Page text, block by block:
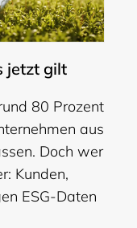
jetzt gilt
80 Prozent
aus
Doch wer
Kunden,
ESG-Daten